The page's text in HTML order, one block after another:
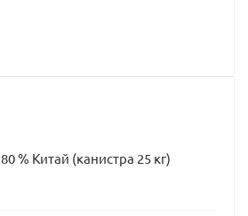
% Китай (канистра 25 кг)